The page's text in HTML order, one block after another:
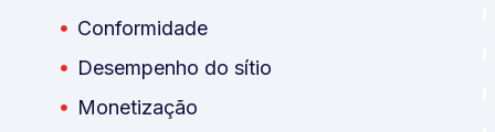
Conformidade
Desempenho do sítio
Monetização